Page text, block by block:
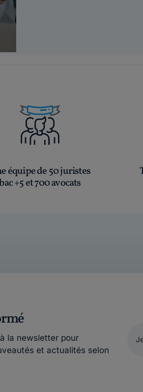
équipe de 50 juristes
+5 et 700 avocats
la newsletter pour
et actualités selon